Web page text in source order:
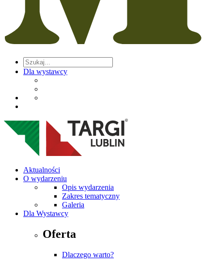
Dla wystawcy
Aktualności
O wydarzeniu
Opis wydarzenia
Zakres tematyczny
Galeria
Dla Wystawcy
Oferta
Dlaczego warto?